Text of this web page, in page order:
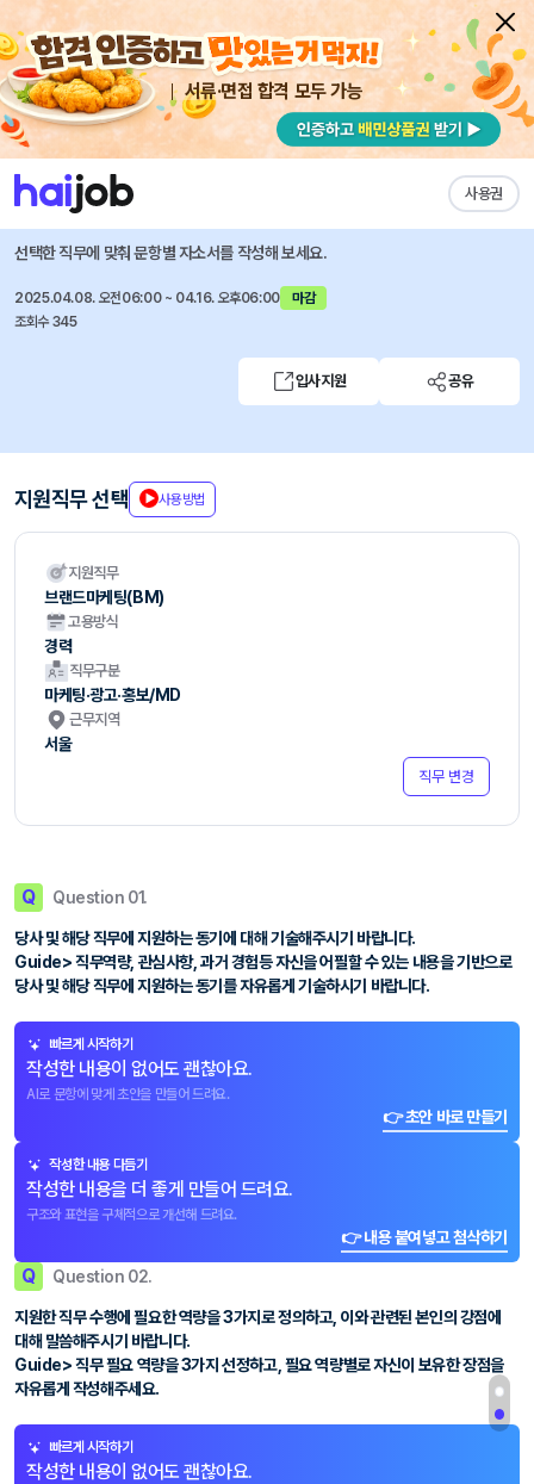
서류·면접 합격 모두 가능
사용권
채용공고 자소서 자유항목 자소서 내 작성목록
코카콜라음료 즐겨찾기
브랜드마케팅 경력 채용
선택한 직무에 맞춰 문항별 자소서를 작성해 보세요.
2025.04.08. 오전06:00 ~ 04.16. 오후06:00
마감
조회수 345
입사지원 공유
지원직무 선택 사용방법
지원직무
브랜드마케팅(BM)
고용방식
경력
직무구분
마케팅·광고·홍보/MD
근무지역
서울
직무 변경
Q Question 01.
당사 및 해당 직무에 지원하는 동기에 대해 기술해주시기 바랍니다.
Guide> 직무역량, 관심사항, 과거 경험등 자신을 어필할 수 있는 내용을 기반으로
당사 및 해당 직무에 지원하는 동기를 자유롭게 기술하시기 바랍니다.
빠르게 시작하기
작성한 내용이 없어도 괜찮아요.
AI로 문항에 맞게 초안을 만들어 드려요.
👉 초안 바로 만들기
작성한 내용 다듬기
작성한 내용을 더 좋게 만들어 드려요.
구조와 표현을 구체적으로 개선해 드려요.
👉 내용 붙여넣고 첨삭하기
Q Question 02.
지원한 직무 수행에 필요한 역량을 3가지로 정의하고, 이와 관련된 본인의 강점에
대해 말씀해주시기 바랍니다.
Guide> 직무 필요 역량을 3가지 선정하고, 필요 역량별로 자신이 보유한 장점을
자유롭게 작성해주세요.
빠르게 시작하기
작성한 내용이 없어도 괜찮아요.